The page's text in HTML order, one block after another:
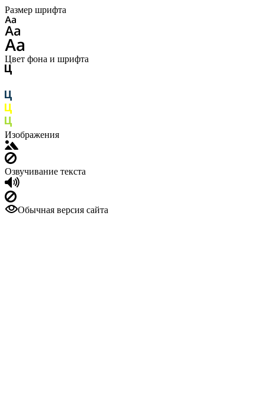
Размер шрифта
Цвет фона и шрифта
Изображения
Озвучивание текста
Обычная версия сайта